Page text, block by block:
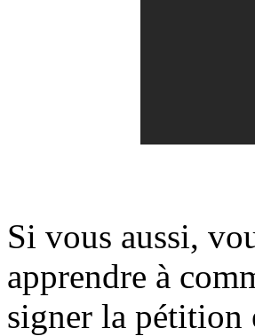
Si vous aussi,
apprendre à
signer la pétition